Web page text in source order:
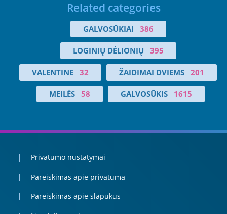
Related categories
GALVOSŪKIAI 386
LOGINIŲ DĖLIONIŲ 395
VALENTINE 32 ŽAIDIMAI DVIEMS 201
MEILĖS 58 GALVOSŪKIS 1615
Privatumo nustatymai
Pareiskimas apie privatuma
Pareiskimas apie slapukus